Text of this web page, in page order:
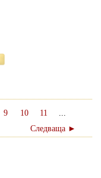
9 10 11
...
Следваща ►